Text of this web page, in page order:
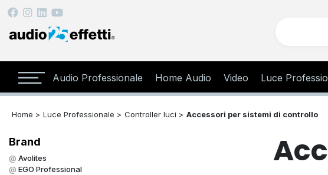
Audio Professionale Home Audio Video Luce
Home > Luce Professionale > Controller luci > Accessori per sistemi di controllo
Brand
Avolites
EGO Professional